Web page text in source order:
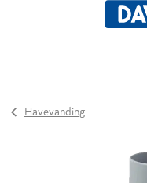
Havevanding